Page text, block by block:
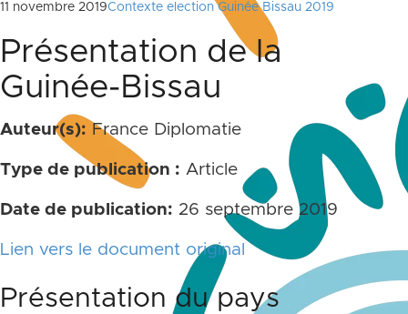
11 novembre 2019Contexte election Guinée Bissau 2019
Présentation de la
Guinée-Bissau
Auteur(s): France Diplomatie
Type de publication : Article
Date de publication: 26 septembre 2019
Lien vers le document original
Présentation du pays